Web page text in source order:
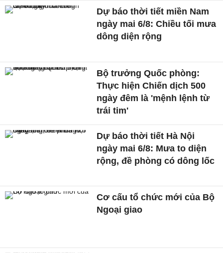
Dự báo thời tiết miền Nam
ngày mai 6/8: Chiều tối mưa
dông diện rộng
Bộ trưởng Quốc phòng:
Thực hiện Chiến dịch 500
ngày đêm là 'mệnh lệnh từ
trái tim'
Dự báo thời tiết Hà Nội
ngày mai 6/8: Mưa to diện
rộng, đề phòng có dông lốc
Cơ cấu tổ chức mới của Bộ
Ngoại giao